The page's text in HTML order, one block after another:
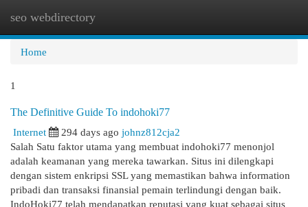
seo webdirectory
Home
1
The Definitive Guide To indohoki77
Internet
294 days ago johnz812cja2
Salah Satu faktor utama yang membuat indohoki77 menonjol
adalah keamanan yang mereka tawarkan. Situs ini dilengkapi
dengan sistem enkripsi SSL yang memastikan bahwa information
pribadi dan transaksi finansial pemain terlindungi dengan baik.
IndoHoki77 telah mendapatkan reputasi yang kuat sebagai situs